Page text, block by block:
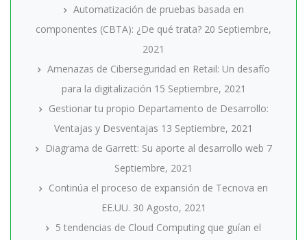
Automatización de pruebas basada en
componentes (CBTA): ¿De qué trata? 20 Septiembre,
2021
Amenazas de Ciberseguridad en Retail: Un desafío
para la digitalización 15 Septiembre, 2021
Gestionar tu propio Departamento de Desarrollo:
Ventajas y Desventajas 13 Septiembre, 2021
Diagrama de Garrett: Su aporte al desarrollo web 7
Septiembre, 2021
Continúa el proceso de expansión de Tecnova en
EE.UU. 30 Agosto, 2021
5 tendencias de Cloud Computing que guían el